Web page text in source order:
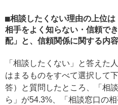
相談したくない理由の上位
相手をよく知らない・信頼で
配」と、信頼関係に関する内容
「相談したくない」と答えた
はまるものをすべて選択して
答）と質問したところ、「相
ら」が54.3%、「相談窓口の